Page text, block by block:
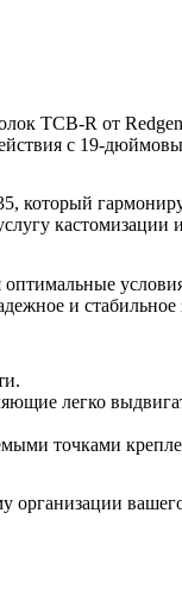
ТСВ-R от
с 19-
который
кастомизации
и стабильное
легко
точками
организации